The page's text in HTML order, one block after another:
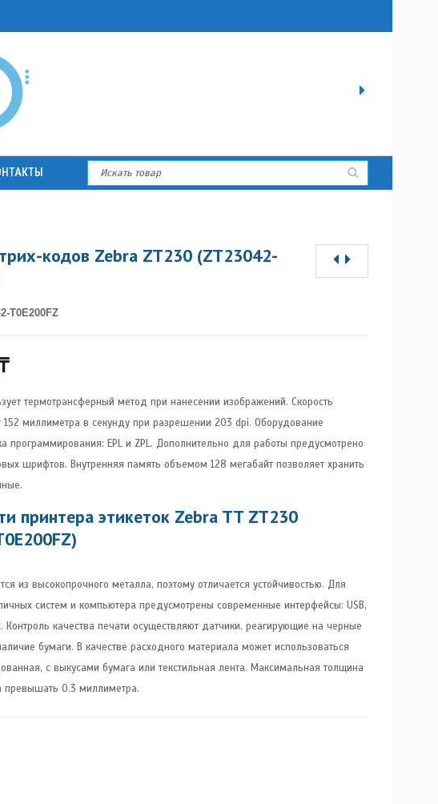
кодов Zebra ZT230 (ZT23042-
T0E200FZ
термотрансферный метод при нанесении изображений. Скорость
152 миллиметра в секунду при разрешении 203 dpi. Оборудование
программирования: EPL и ZPL. Дополнительно для работы предусмотрено
шрифтов. Внутренняя память объемом 128 мегабайт позволяет хранить
принтера этикеток Zebra TT ZT230
из высокопрочного металла, поэтому отличается устойчивостью. Для
систем и компьютера предусмотрены современные интерфейсы: USB,
качества печати осуществляют датчики, реагирующие на черные
бумаги. В качестве расходного материала может использоваться
с выкусами бумага или текстильная лента. Максимальная толщина
превышать 0.3 миллиметра.